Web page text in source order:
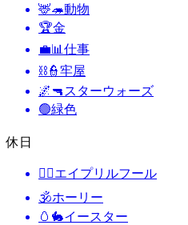
🦌🦔動物
🏆金
💼📊 仕事
⛓️👮牢屋
🌌🔫 スターウォーズ
🟢緑色
休日
🙆‍♂️エイプリルフール
🕉ホーリー
🥚🐇イースター